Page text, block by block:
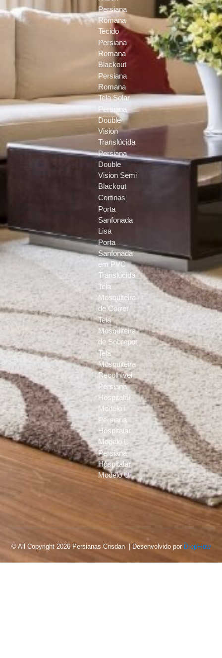
Persiana
Romana
Tecido
Persiana
Romana
Blackout
Persiana
Romana
Tela Solar
Persiana
Double
Vision
Translúcida
Persiana
Double
Vision Semi
Blackout
Cortinas
Porta
Sanfonada
Lisa
Porta
Sanfonada
em PVC
Translúcida
Tela
Mosquiteira
de Correr
Tela
Mosquiteira
de Sobrepor
Tela
Mosquiteira
Recolhível
Persiana
Hospitalar
Modelo I
Persiana
Hospitalar
Modelo L
Persiana
Hospitalar
Modelo U
© All Copyright 2026 Persianas Crisdan | Desenvolvido por DropFlow